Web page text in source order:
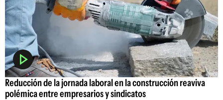
Reducción de la jornada laboral en la construcción reaviva
polémica entre empresarios y sindicatos